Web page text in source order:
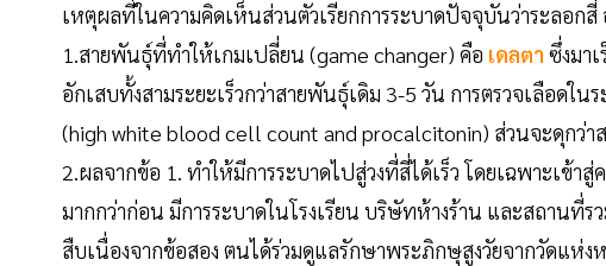
เหตุผลที่ในความคิดเห็นส่วนตัวเรียกการระบาดปัจจุบันว่าระลอก
1.สายพันธุ์ที่ทำให้เกมเปลี่ยน (game changer) คือ เดลตา ซึ่งมา
อักเสบทั้งสามระยะเร็วกว่าสายพันธุ์เดิม 3-5 วัน การตรวจเลือดใ
(high white blood cell count and procalcitonin) ส่วนจะดุกว่า
2.ผลจากข้อ 1. ทำให้มีการระบาดไปสู่วงที่สี่ได้เร็ว โดยเฉพาะเข้
มากกว่าก่อน มีการระบาดในโรงเรียน บริษัทห้างร้าน และสถานที่ร
สืบเนื่องจากข้อสอง ตนได้ร่วมดูแลรักษาพระภิกษุสูงวัยจากวัดแห่